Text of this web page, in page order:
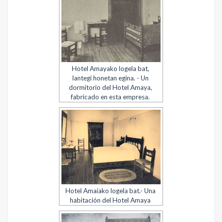
Hotel Amayako logela bat,
lantegi honetan egina. - Un
dormitorio del Hotel Amaya,
fabricado en esta empresa.
Hotel Amaiako logela bat.- Una
habitación del Hotel Amaya